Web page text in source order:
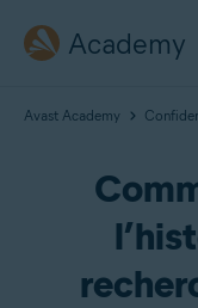
Academy
Avast Academy